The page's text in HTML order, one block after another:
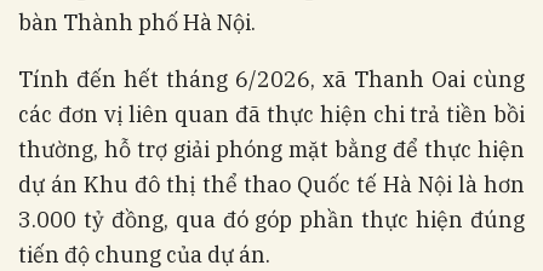
bàn Thành phố Hà Nội.
Tính đến hết tháng 6/2026, xã Thanh Oai cùng
các đơn vị liên quan đã thực hiện chi trả tiền bồi
thường, hỗ trợ giải phóng mặt bằng để thực hiện
dự án Khu đô thị thể thao Quốc tế Hà Nội là hơn
3.000 tỷ đồng, qua đó góp phần thực hiện đúng
tiến độ chung của dự án.